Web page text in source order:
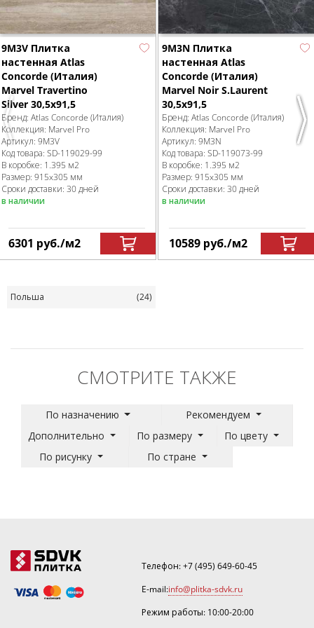
Previous
9M3V Плитка
настенная Atlas
Concorde (Италия)
Marvel Travertino
Silver 30,5x91,5
Бренд: Atlas Concorde (Италия)
Коллекция: Marvel Pro
Артикул: 9M3V
Код товара: SD-119029-99
В коробке: 1.395 м2
Размер: 915x305 мм
Сроки доставки: 30 дней
в наличии
6301 руб./м2
9M3N Плитка
настенная Atlas
Concorde (Италия)
Marvel Noir S.Laurent
30,5x91,5
Бренд: Atlas Concorde (Италия)
Коллекция: Marvel Pro
Артикул: 9M3N
Код товара: SD-119073-99
В коробке: 1.395 м2
Размер: 915x305 мм
Сроки доставки: 30 дней
в наличии
10589 руб./м2
Польша (24)
СМОТРИТЕ ТАКЖЕ
По назначению
Рекомендуем
Дополнительно
По размеру
По цвету
По рисунку
По стране
Телефон:+7 (495) 649-60-45
E-mail:info@plitka-sdvk.ru
Режим работы: 10:00-20:00